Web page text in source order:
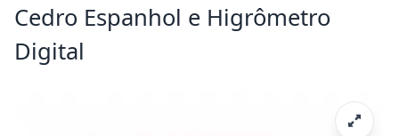
Cedro Espanhol e Higrômetro
Digital